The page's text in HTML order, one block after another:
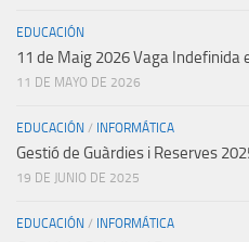
EDUCACIÓN
11 de Maig 2026 Vaga Indefinida
11 DE MAYO DE 2026
EDUCACIÓN / INFORMÁTICA
Gestió de Guàrdies i Reserves
19 DE JUNIO DE 2025
EDUCACIÓN / INFORMÁTICA